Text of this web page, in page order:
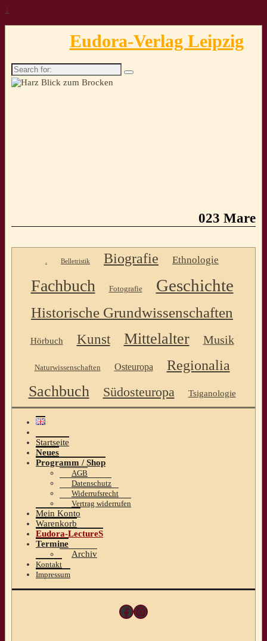
↓
Eudora-Verlag Leipzig
Search
for:
023 Mare
Belletristik Biografie Ethnologie
Fachbuch Fotografie Geschichte
Historische Grundwissenschaften
Hörbuch Kunst Mittelalter Musik
Naturwissenschaften Osteuropa Regionalia
Sachbuch Südosteuropa Tsiganologie
Startseite
Neues
Programm / Shop
AGB
Datenschutz
Widerrufsrecht
Vertrag widerrufen
Mein Konto
Warenkorb
Eudora-LectureS
Termine
Archiv
Kontakt
Impressum
Facebook
Instagram